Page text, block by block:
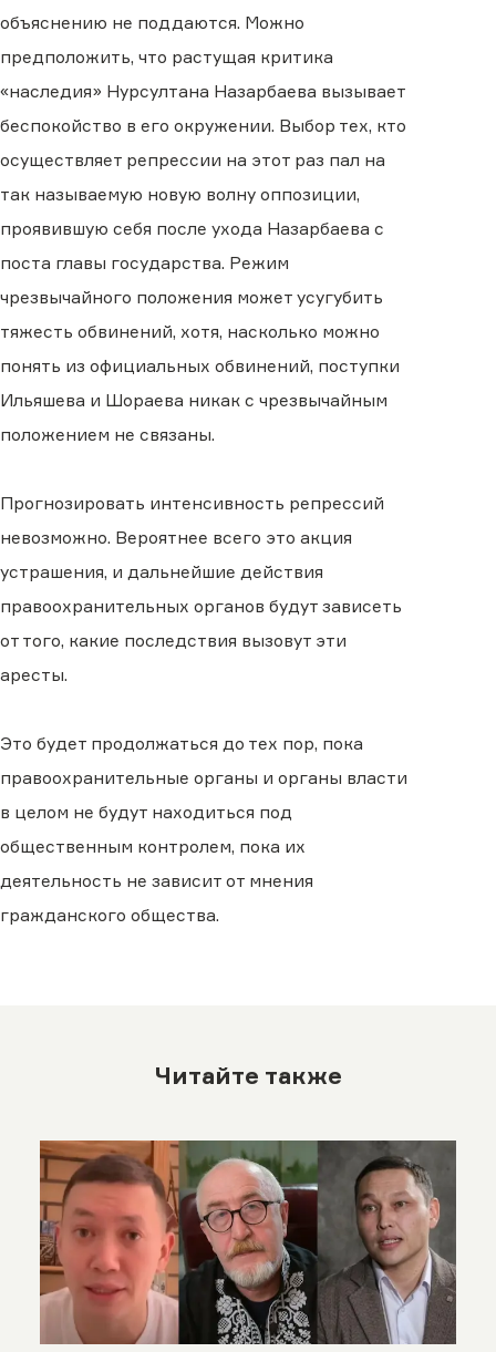
объяснению не поддаются. Можно
предположить, что растущая критика
«наследия» Нурсултана Назарбаева вызывает
беспокойство в его окружении. Выбор тех, кто
осуществляет репрессии на этот раз пал на
так называемую новую волну оппозиции,
проявившую себя после ухода Назарбаева с
поста главы государства. Режим
чрезвычайного положения может усугубить
тяжесть обвинений, хотя, насколько можно
понять из официальных обвинений, поступки
Ильяшева и Шораева никак с чрезвычайным
положением не связаны.
Прогнозировать интенсивность репрессий
невозможно. Вероятнее всего это акция
устрашения, и дальнейшие действия
правоохранительных органов будут зависеть
от того, какие последствия вызовут эти
аресты.
Это будет продолжаться до тех пор, пока
правоохранительные органы и органы власти
в целом не будут находиться под
общественным контролем, пока их
деятельность не зависит от мнения
гражданского общества.
Читайте также